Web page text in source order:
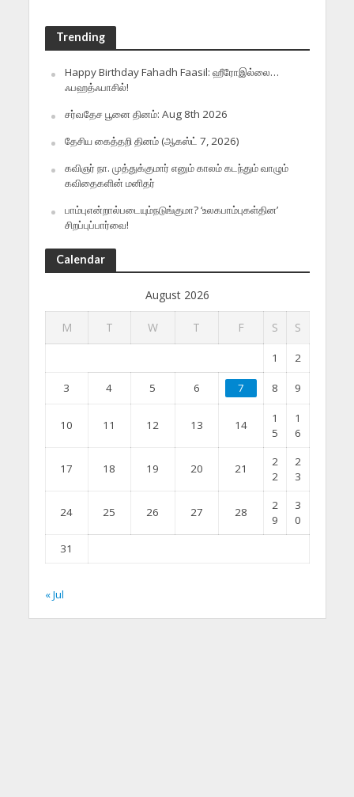
Trending
Happy Birthday Fahadh Faasil: ஹீரோஇல்லை…
ஃபஹத்ஃபாசில்!
சர்வதேச பூனை தினம்: Aug 8th 2026
தேசிய கைத்தறி தினம் (ஆகஸ்ட் 7, 2026)
கவிஞர் நா. முத்துக்குமார் எனும் காலம் கடந்தும் வாழும்
கவிதைகளின் மனிதர்
பாம்புஎன்றால்படையும்நடுங்குமா? ‘உலகபாம்புகள்தின’
சிறப்புப்பார்வை!
Calendar
August 2026
M T W T F S S
1 2
3 4 5 6 7 8 9
10 11 12 13 14
1
5
1
6
17 18 19 20 21
2
2
2
3
24 25 26 27 28
2
9
3
0
31
« Jul